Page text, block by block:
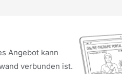
Angebot kann
verbunden ist.